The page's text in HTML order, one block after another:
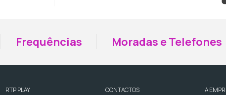
Frequências Moradas e Telefones
RTP PLAY
CONTACTOS
A